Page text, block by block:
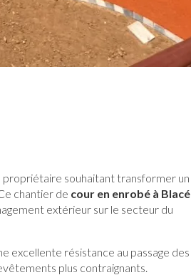
propriétaire souhaitant transformer un
chantier de cour en enrobé à Blacé
extérieur sur le secteur du
excellente résistance au passage des
plus contraignants.